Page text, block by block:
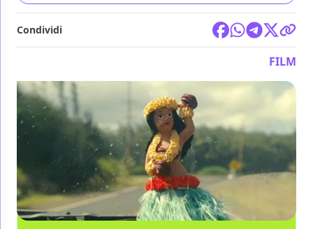
Condividi
FILM